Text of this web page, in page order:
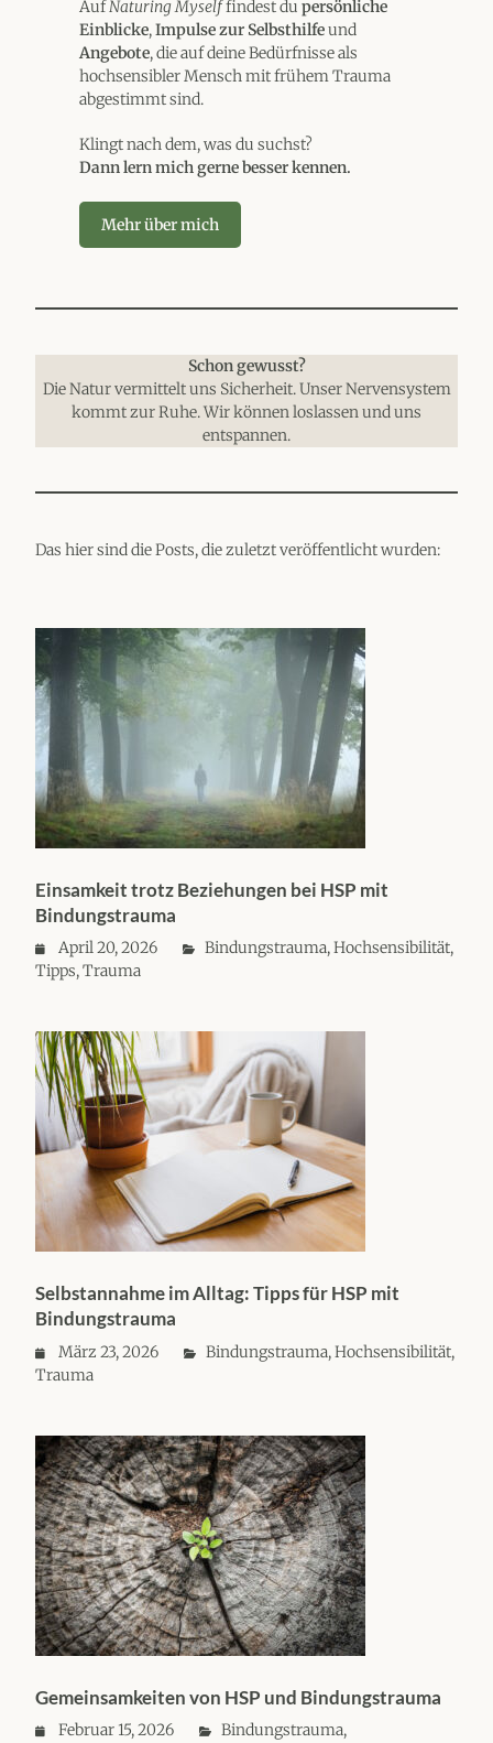
AufNaturing Myselffindest dupersönliche
Einblicke,Impulse zur Selbsthilfeund
Angebote, die auf deine Bedürfnisse als
hochsensibler Mensch mit frühem Trauma
abgestimmt sind.
Klingt nach dem, was du suchst?
Dann lern mich gerne besser kennen.
Mehr über mich
Schon gewusst?
Die Natur vermittelt uns Sicherheit. Unser Nervensystem
kommt zur Ruhe. Wir können loslassen und uns
entspannen.
Das hier sind die Posts, die zuletzt veröffentlicht wurden:
Einsamkeit trotz Beziehungen bei HSP mit
Bindungstrauma
April 20, 2026 Bindungstrauma,Hochsensibilität,
Tipps,Trauma
Selbstannahme im Alltag: Tipps für HSP mit
Bindungstrauma
März 23, 2026 Bindungstrauma,Hochsensibilität,
Trauma
Gemeinsamkeiten von HSP und Bindungstrauma
Februar 15, 2026 Bindungstrauma,